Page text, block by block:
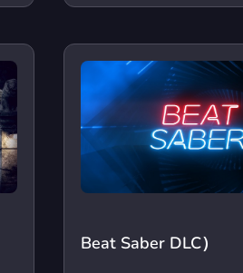
Beat Saber DLC）